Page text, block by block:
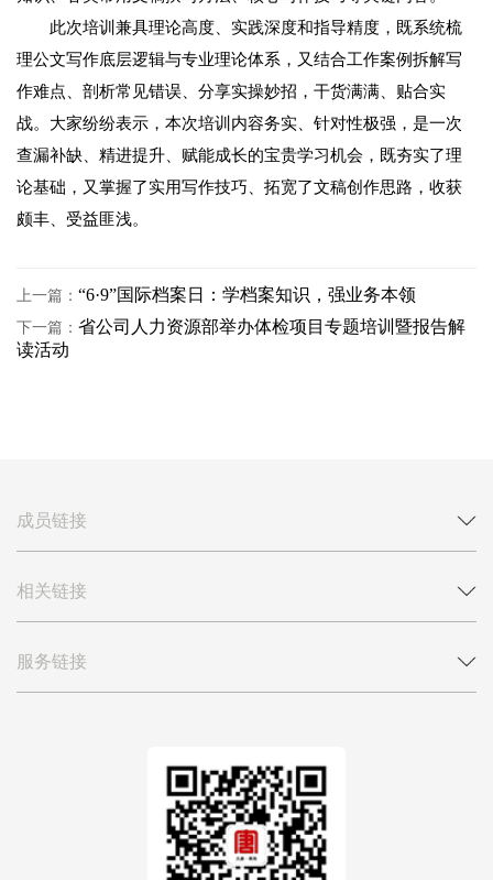
此次培训兼具理论高度、实践深度和指导精度，既系统梳
理公文写作底层逻辑与专业理论体系，又结合工作案例拆解写
作难点、剖析常见错误、分享实操妙招，干货满满、贴合实
战。 大家纷纷表示，本次培训内容务实、针对性极强，是一次
查漏补缺、精进提升、赋能成长的宝贵学习机会，既夯实了理
论基础，又掌握了实用写作技巧、拓宽了文稿创作思路，收获
颇丰、受益匪浅。
上一篇： “6·9”国际档案日：学档案知识，强业务本领
下一篇： 省公司人力资源部举办体检项目专题培训暨报告解
读活动
成员链接
相关链接
服务链接